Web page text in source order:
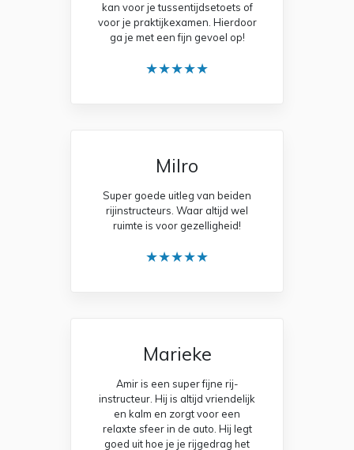
kan voor je tussentijdsetoets of
voor je praktijkexamen. Hierdoor
ga je met een fijn gevoel op!
★★★★★
Milro
Super goede uitleg van beiden
rijinstructeurs. Waar altijd wel
ruimte is voor gezelligheid!
★★★★★
Marieke
Amir is een super fijne rij-
instructeur. Hij is altijd vriendelijk
en kalm en zorgt voor een
relaxte sfeer in de auto. Hij legt
goed uit hoe je je rijgedrag het